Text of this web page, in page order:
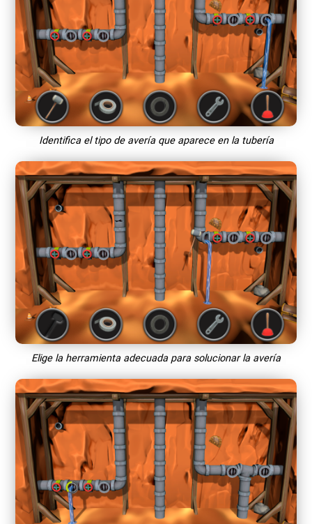
Identifica el tipo de avería que aparece en la tubería
Elige la herramienta adecuada para solucionar la avería